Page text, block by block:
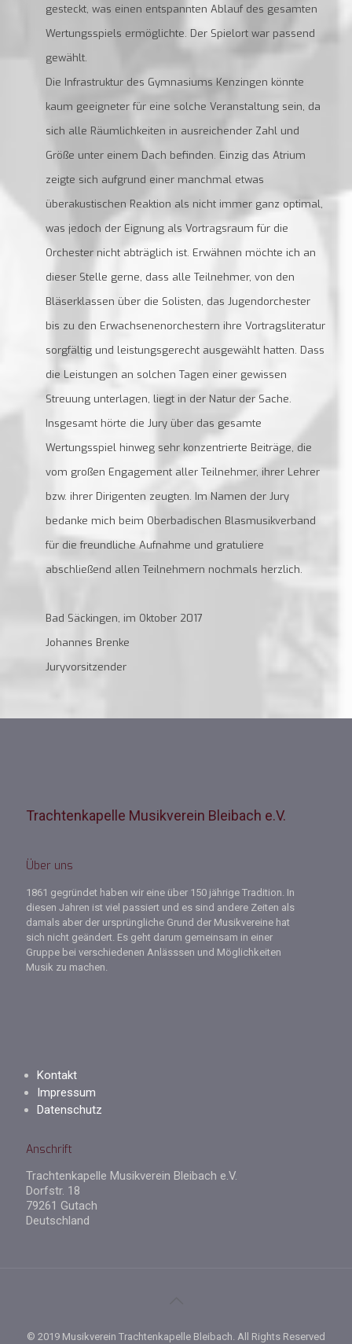
gesteckt, was einen entspannten Ablauf des gesamten
Wertungsspiels ermöglichte. Der Spielort war passend
gewählt.
Die Infrastruktur des Gymnasiums Kenzingen könnte
kaum geeigneter für eine solche Veranstaltung sein, da
sich alle Räumlichkeiten in ausreichender Zahl und
Größe unter einem Dach befinden. Einzig das Atrium
zeigte sich aufgrund einer manchmal etwas
überakustischen Reaktion als nicht immer ganz optimal,
was jedoch der Eignung als Vortragsraum für die
Orchester nicht abträglich ist. Erwähnen möchte ich an
dieser Stelle gerne, dass alle Teilnehmer, von den
Bläserklassen über die Solisten, das Jugendorchester
bis zu den Erwachsenenorchestern ihre Vortragsliteratur
sorgfältig und leistungsgerecht ausgewählt hatten. Dass
die Leistungen an solchen Tagen einer gewissen
Streuung unterlagen, liegt in der Natur der Sache.
Insgesamt hörte die Jury über das gesamte
Wertungsspiel hinweg sehr konzentrierte Beiträge, die
vom großen Engagement aller Teilnehmer, ihrer Lehrer
bzw. ihrer Dirigenten zeugten. Im Namen der Jury
bedanke mich beim Oberbadischen Blasmusikverband
für die freundliche Aufnahme und gratuliere
abschließend allen Teilnehmern nochmals herzlich.
Bad Säckingen, im Oktober 2017
Johannes Brenke
Juryvorsitzender
Trachtenkapelle Musikverein Bleibach e.V.
Über uns
1861 gegründet haben wir eine über 150 jährige Tradition. In
diesen Jahren ist viel passiert und es sind andere Zeiten als
damals aber der ursprüngliche Grund der Musikvereine hat
sich nicht geändert. Es geht darum gemeinsam in einer
Gruppe bei verschiedenen Anlässsen und Möglichkeiten
Musik zu machen.
Kontakt
Impressum
Datenschutz
Anschrift
Trachtenkapelle Musikverein Bleibach e.V.
Dorfstr. 18
79261 Gutach
Deutschland
© 2019 Musikverein Trachtenkapelle Bleibach. All Rights Reserved